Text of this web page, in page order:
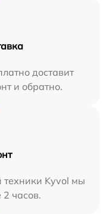
доставит
и обратно.
техники Kyvol мы
2 часов.